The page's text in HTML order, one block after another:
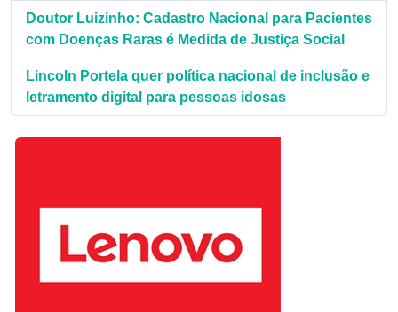
Doutor Luizinho: Cadastro Nacional para Pacientes
com Doenças Raras é Medida de Justiça Social
Lincoln Portela quer política nacional de inclusão e
letramento digital para pessoas idosas